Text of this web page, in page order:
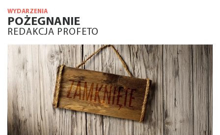
WYDARZENIA
POŻEGNANIE
REDAKCJA PROFETO